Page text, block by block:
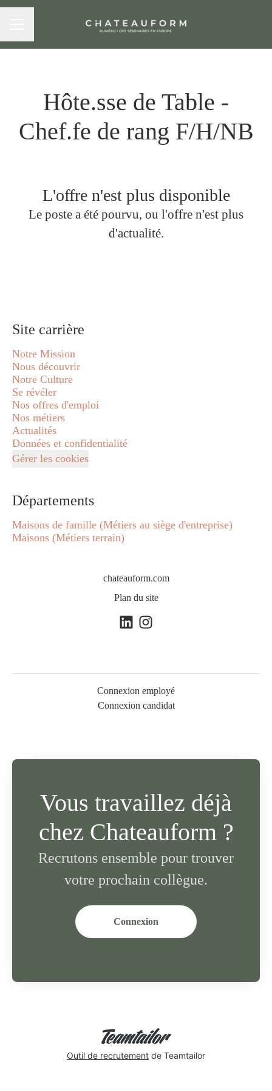
Hôte.sse de Table -
Chef.fe de rang F/H/NB
L'offre n'est plus disponible
Le poste a été pourvu, ou l'offre n'est plus
d'actualité.
Site carrière
Notre Mission
Nous découvrir
Notre Culture
Se révéler
Nos offres d'emploi
Nos métiers
Actualités
Données et confidentialité
Gérer les cookies
Départements
Maisons de famille (Métiers au siège d'entreprise)
Maisons (Métiers terrain)
chateauform.com
Plan du site
Connexion employé
Connexion candidat
Vous travaillez déjà
chez Chateauform ?
Recrutons ensemble pour trouver
votre prochain collègue.
Connexion
Outil de recrutement de Teamtailor